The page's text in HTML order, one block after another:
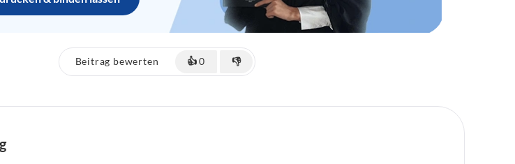
Beitrag bewerten 👍0 👎